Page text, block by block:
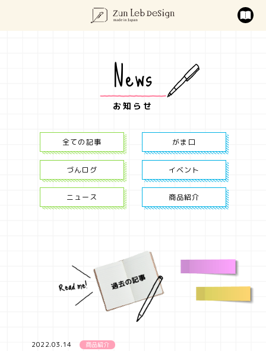
News
お知らせ
全ての記事 がま口
づんログ イベント
ニュース 商品紹介
2022.03.14 商品紹介